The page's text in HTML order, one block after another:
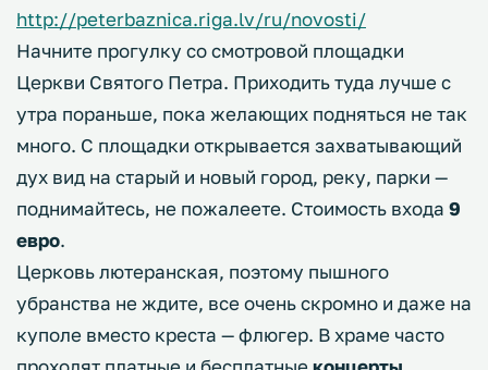
http://peterbaznica.riga.lv/ru/novosti/
Начните прогулку со смотровой площадки
Церкви Святого Петра. Приходить туда лучше с
утра пораньше, пока желающих подняться не так
много. С площадки открывается захватывающий
дух вид на старый и новый город, реку, парки —
поднимайтесь, не пожалеете. Стоимость входа 9
евро.
Церковь лютеранская, поэтому пышного
убранства не ждите, все очень скромно и даже на
куполе вместо креста — флюгер. В храме часто